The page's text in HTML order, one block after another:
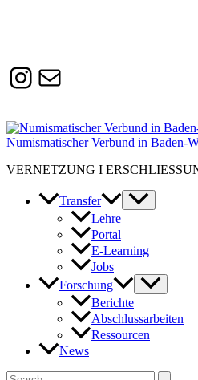
Instagram
heidelberg.de
Numismatischer Verbund in Baden-
VERNETZUNG I
Transfer
Lehre
Portal
E-Learning
Jobs
Forschung
Berichte
Abschlussarbeiten
Ressourcen
News